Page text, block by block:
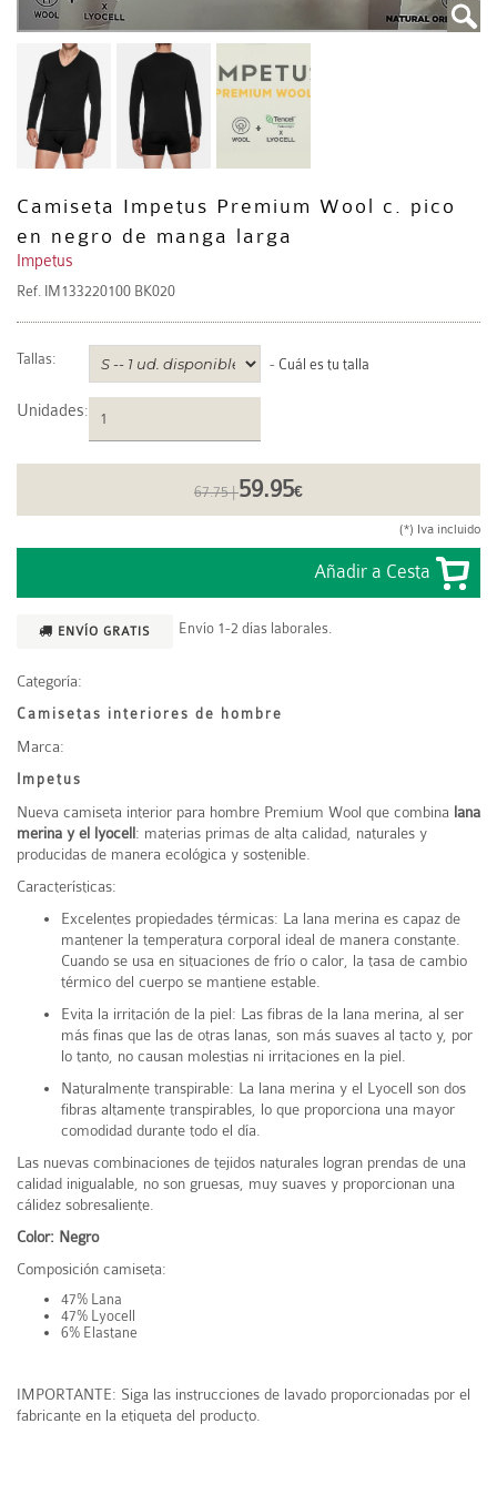
Camiseta Impetus Premium Wool c. pico
en negro de manga larga
Impetus
Ref. IM133220100 BK020
Tallas: - Cuál es tu talla
Unidades:
67.75 |59.95€
(*) Iva incluido
ENVÍO GRATIS Envío 1-2 días laborales.
Categoría:
Camisetas interiores de hombre
Marca:
Impetus
Nueva camiseta interior para hombre Premium Wool que combina lana
merina y el lyocell: materias primas de alta calidad, naturales y
producidas de manera ecológica y sostenible.
Características:
Excelentes propiedades térmicas: La lana merina es capaz de
mantener la temperatura corporal ideal de manera constante.
Cuando se usa en situaciones de frío o calor, la tasa de cambio
térmico del cuerpo se mantiene estable.
Evita la irritación de la piel: Las fibras de la lana merina, al ser
más finas que las de otras lanas, son más suaves al tacto y, por
lo tanto, no causan molestias ni irritaciones en la piel.
Naturalmente transpirable: La lana merina y el Lyocell son dos
fibras altamente transpirables, lo que proporciona una mayor
comodidad durante todo el día.
Las nuevas combinaciones de tejidos naturales logran prendas de una
calidad inigualable, no son gruesas, muy suaves y proporcionan una
cálidez sobresaliente.
Color: Negro
Composición camiseta:
47% Lana
47% Lyocell
6% Elastane
IMPORTANTE: Siga las instrucciones de lavado proporcionadas por el
fabricante en la etiqueta del producto.